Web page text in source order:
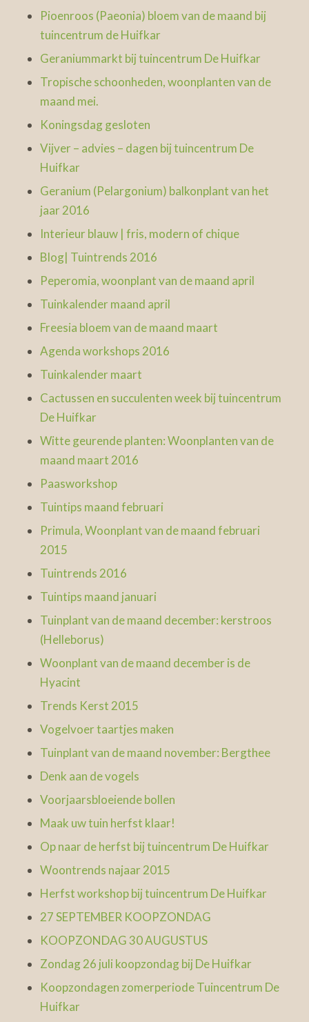
Pioenroos (Paeonia) bloem van de maand bij
tuincentrum de Huifkar
Geraniummarkt bij tuincentrum De Huifkar
Tropische schoonheden, woonplanten van de
maand mei.
Koningsdag gesloten
Vijver – advies – dagen bij tuincentrum De
Huifkar
Geranium (Pelargonium) balkonplant van het
jaar 2016
Interieur blauw | fris, modern of chique
Blog| Tuintrends 2016
Peperomia, woonplant van de maand april
Tuinkalender maand april
Freesia bloem van de maand maart
Agenda workshops 2016
Tuinkalender maart
Cactussen en succulenten week bij tuincentrum
De Huifkar
Witte geurende planten: Woonplanten van de
maand maart 2016
Paasworkshop
Tuintips maand februari
Primula, Woonplant van de maand februari
2015
Tuintrends 2016
Tuintips maand januari
Tuinplant van de maand december: kerstroos
(Helleborus)
Woonplant van de maand december is de
Hyacint
Trends Kerst 2015
Vogelvoer taartjes maken
Tuinplant van de maand november: Bergthee
Denk aan de vogels
Voorjaarsbloeiende bollen
Maak uw tuin herfst klaar!
Op naar de herfst bij tuincentrum De Huifkar
Woontrends najaar 2015
Herfst workshop bij tuincentrum De Huifkar
27 SEPTEMBER KOOPZONDAG
KOOPZONDAG 30 AUGUSTUS
Zondag 26 juli koopzondag bij De Huifkar
Koopzondagen zomerperiode Tuincentrum De
Huifkar